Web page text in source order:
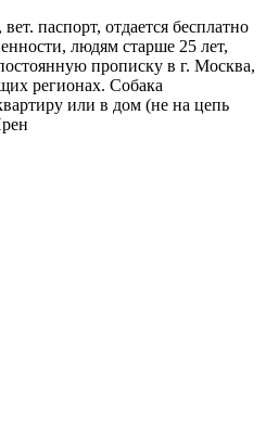
паспорт, отдается бесплатно
людям старше 25 лет,
прописку в г. Москва,
регионах. Собака
или в дом (не на цепь